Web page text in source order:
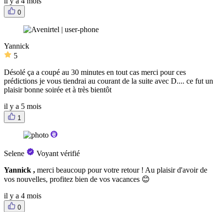
0
Yannick
5
Désolé ça a coupé au 30 minutes en tout cas merci pour ces
prédictions je vous tiendrai au courant de la suite avec D.... ce fut un
plaisir bonne soirée et à très bientôt
il y a 5 mois
1
Selene
Voyant vérifié
Yannick , merci beaucoup pour votre retour ! Au plaisir d'avoir de
vos nouvelles, profitez bien de vos vacances 😊
il y a 4 mois
0